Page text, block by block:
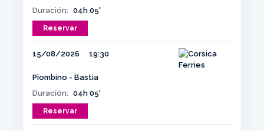
Duración: 04h 05'
Reservar
15/08/2026 19:30
Piombino - Bastia
Duración: 04h 05'
Reservar